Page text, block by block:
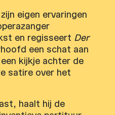
eigen ervaringen
en regisseert Der
een schat aan
kijkje achter de
satire over het
haalt hij de